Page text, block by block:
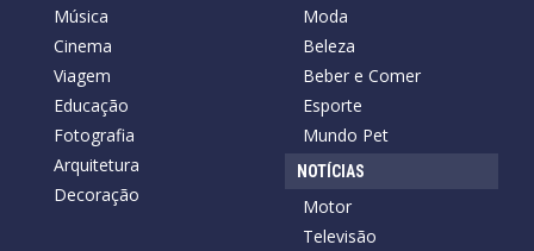
Música
Cinema
Viagem
Educação
Fotografia
Arquitetura
Decoração
Moda
Beleza
Beber e Comer
Esporte
Mundo Pet
NOTÍCIAS
Motor
Televisão